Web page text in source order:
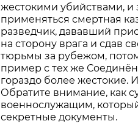
жестокими убийствами,
применяться смертная
разведчик, дававший
на сторону врага и сдав
тюрьмы за рубежом,
пример с тех же
гораздо более жестокие.
Обратите внимание, как
военнослужащим,
секретные документы.